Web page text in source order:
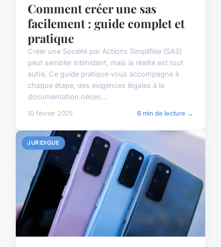
Comment créer une sas
facilement : guide complet et
pratique
Créer une Société par Actions Simplifiée (SAS)
peut sembler intimidant, mais la réalité est tout
autre. Ce guide pratique vous accompagne à
chaque étape, des exigences légales à la
documentation néces...
10 février 2025 6 min de lecture →
JURIDIQUE